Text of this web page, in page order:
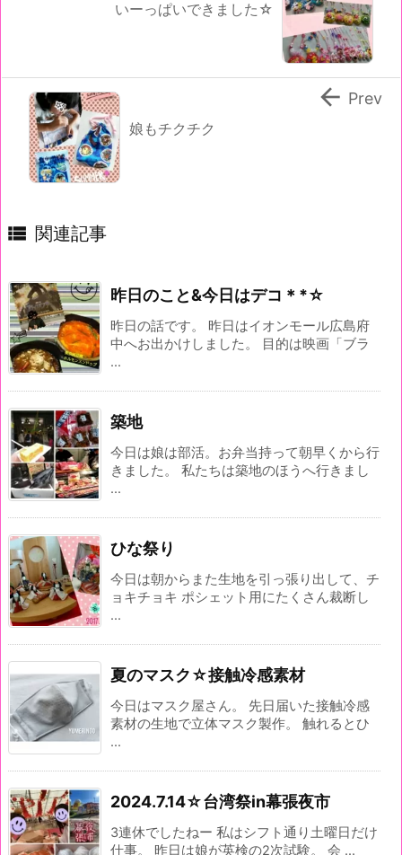
いーっぱいできました☆
娘もチクチク
 Prev
 関連記事
昨日のこと&今日はデコ＊*☆
昨日の話です。 昨日はイオンモール広島府
中へお出かけしました。 目的は映画「ブラ
...
築地
今日は娘は部活。お弁当持って朝早くから行
きました。 私たちは築地のほうへ行きまし
...
ひな祭り
今日は朝からまた生地を引っ張り出して、チ
ョキチョキ ポシェット用にたくさん裁断し
...
夏のマスク☆接触冷感素材
今日はマスク屋さん。 先日届いた接触冷感
素材の生地で立体マスク製作。 触れるとひ
...
2024.7.14☆台湾祭in幕張夜市
3連休でしたねー 私はシフト通り土曜日だけ
仕事。 昨日は娘が英検の2次試験。 会 ...